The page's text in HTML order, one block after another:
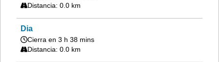
Distancia: 0.0 km
Dia
Cierra en 3 h 38 mins
Distancia: 0.0 km